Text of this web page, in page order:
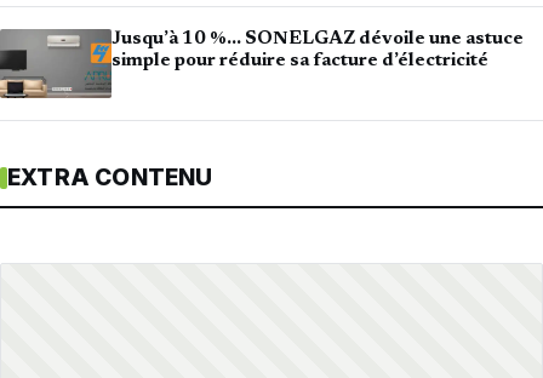
Jusqu’à 10 %… SONELGAZ dévoile une astuce
simple pour réduire sa facture d’électricité
EXTRA CONTENU